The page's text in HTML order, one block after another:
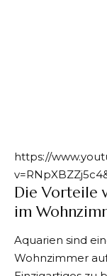
https://
Die Vorteile
im
Aquarien sind
Wohnzimmer